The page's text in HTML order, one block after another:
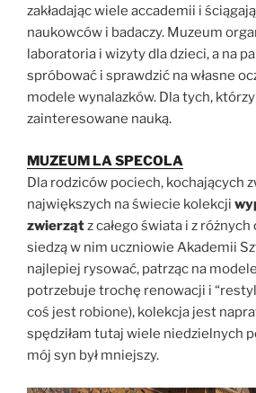
zakładając wiele accademii i
naukowców i badaczy. Muzeum
laboratoria i wizyty dla dzieci, a na
spróbować i sprawdzić na własne
modele wynalazków. Dla tych,
zainteresowane nauką.
MUZEUM LA SPECOLA
Dla rodziców pociech, kochających
największych na świecie kolekcji
zwierzątz całego świata i z
siedzą w nim uczniowie Akademii
najlepiej rysować, patrząc na
potrzebuje trochę renowacji i
coś jest robione), kolekcja jest
spędziłam tutaj wiele niedzielnych
mój syn był mniejszy.